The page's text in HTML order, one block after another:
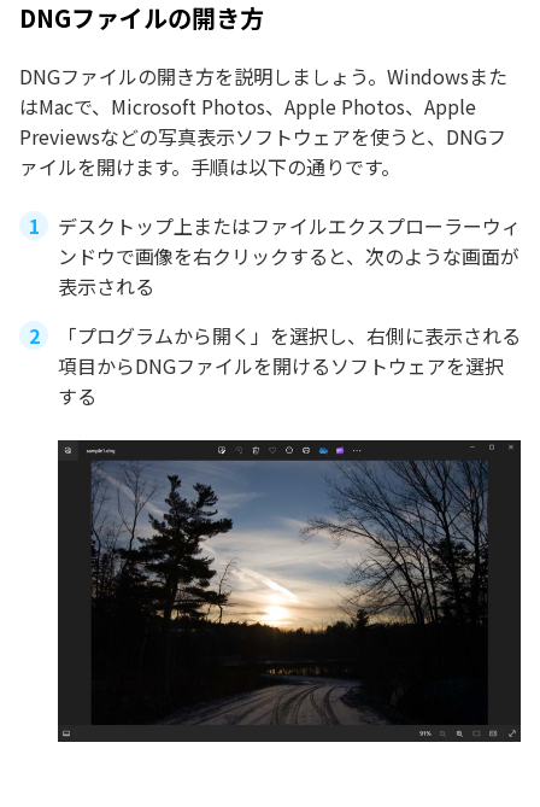
DNGファイルの開き方
DNGファイルの開き方を説明しましょう。Windowsまた
はMacで、Microsoft Photos、Apple Photos、Apple
Previewsなどの写真表示ソフトウェアを使うと、DNGフ
ァイルを開けます。手順は以下の通りです。
デスクトップ上またはファイルエクスプローラーウィ
ンドウで画像を右クリックすると、次のような画面が
表示される
「プログラムから開く」を選択し、右側に表示される
項目からDNGファイルを開けるソフトウェアを選択
する